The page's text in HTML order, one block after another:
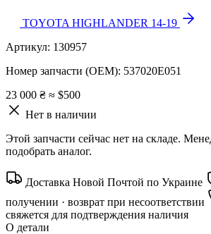
TOYOTA HIGHLANDER 14-19
Артикул: 130957
Номер запчасти (OEM): 537020E051
23 000 ₴ ≈ $500
Нет в наличии
Этой запчасти сейчас нет на складе.
подобрать аналог.
Доставка Новой Почтой по Украине
получении · возврат при несоответствии
свяжется для подтверждения наличия
О детали